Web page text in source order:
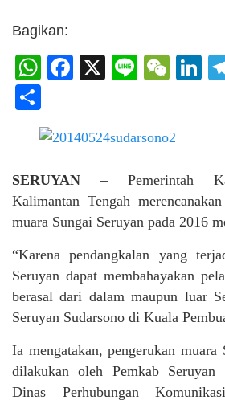
Bagikan:
WhatsApp
Facebook
X Line
SERUYAN – Pemerintah
Kalimantan Tengah
muara Sungai Seruyan pada 2016
“Karena pendangkalan yang
Seruyan dapat membahayakan
berasal dari dalam maupun luar
Seruyan Sudarsono di Kuala
Ia mengatakan, pengerukan muara
dilakukan oleh Pemkab Seruyan
Dinas Perhubungan